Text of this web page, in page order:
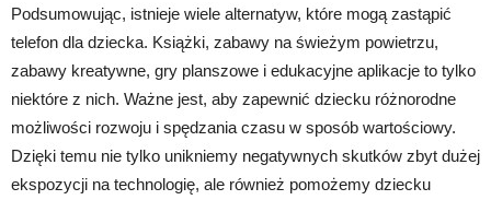
Podsumowując, istnieje wiele alternatyw, które mogą zastąpić
telefon dla dziecka. Książki, zabawy na świeżym powietrzu,
zabawy kreatywne, gry planszowe i edukacyjne aplikacje to tylko
niektóre z nich. Ważne jest, aby zapewnić dziecku różnorodne
możliwości rozwoju i spędzania czasu w sposób wartościowy.
Dzięki temu nie tylko unikniemy negatywnych skutków zbyt dużej
ekspozycji na technologię, ale również pomożemy dziecku